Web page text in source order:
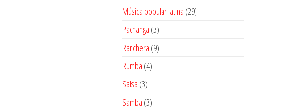
productos
Música popular latina 2929
Pachanga 33
productos
Ranchera 99
Rumba 44
Salsa 33
productos
Samba 33